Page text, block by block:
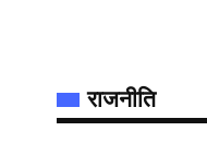
राजनीति